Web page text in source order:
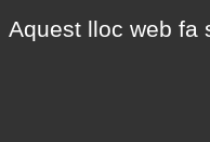
Aquest lloc web fa